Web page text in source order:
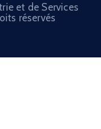
et de Services
réservés